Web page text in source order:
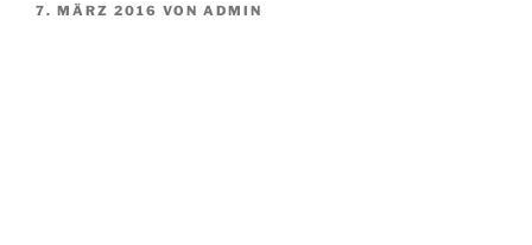
VERÖFFENTLICHT
7. MÄRZ 2016 VON ADMIN